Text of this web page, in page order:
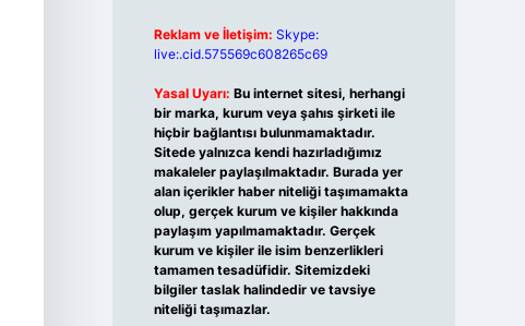
Reklam ve İletişim: Skype:
live:.cid.575569c608265c69
Yasal Uyarı: Bu internet sitesi, herhangi
bir marka, kurum veya şahıs şirketi ile
hiçbir bağlantısı bulunmamaktadır.
Sitede yalnızca kendi hazırladığımız
makaleler paylaşılmaktadır. Burada yer
alan içerikler haber niteliği taşımamakta
olup, gerçek kurum ve kişiler hakkında
paylaşım yapılmamaktadır. Gerçek
kurum ve kişiler ile isim benzerlikleri
tamamen tesadüfidir. Sitemizdeki
bilgiler taslak halindedir ve tavsiye
niteliği taşımazlar.